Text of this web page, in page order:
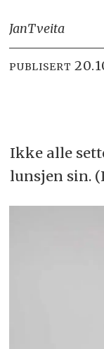
JanTveita
PUBLISERT
Ikke alle
lunsjen sin.